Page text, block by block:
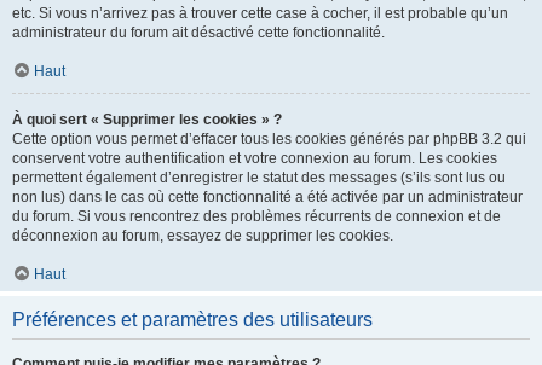
etc. Si vous n’arrivez pas à trouver cette case à cocher, il est probable qu’un
administrateur du forum ait désactivé cette fonctionnalité.
Haut
À quoi sert « Supprimer les cookies » ?
Cette option vous permet d’effacer tous les cookies générés par phpBB 3.2 qui
conservent votre authentification et votre connexion au forum. Les cookies
permettent également d’enregistrer le statut des messages (s’ils sont lus ou
non lus) dans le cas où cette fonctionnalité a été activée par un administrateur
du forum. Si vous rencontrez des problèmes récurrents de connexion et de
déconnexion au forum, essayez de supprimer les cookies.
Haut
Préférences et paramètres des utilisateurs